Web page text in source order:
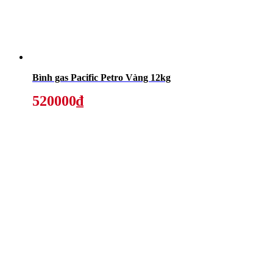
Bình gas Pacific Petro Vàng 12kg
520000₫